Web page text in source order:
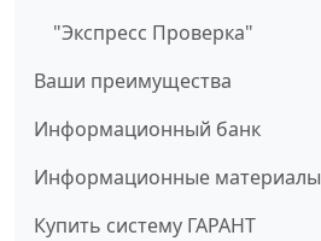
"Экспресс Проверка"
Ваши преимущества
Информационный банк
Информационные материалы
Купить систему ГАРАНТ